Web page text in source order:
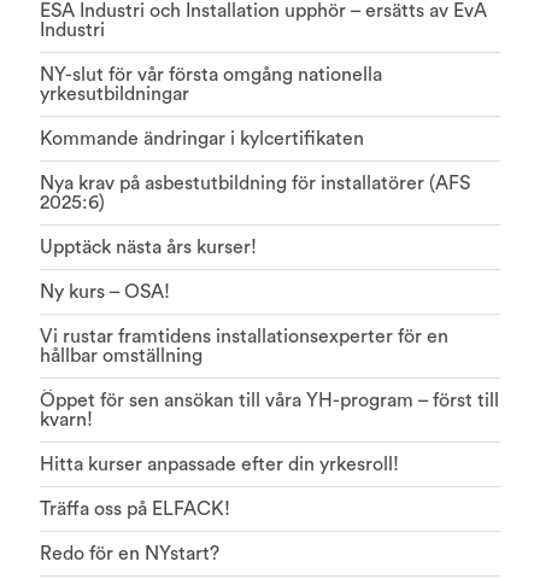
ESA Industri och Installation upphör – ersätts av EvA
Industri
NY-slut för vår första omgång nationella
yrkesutbildningar
Kommande ändringar i kylcertifikaten
Nya krav på asbestutbildning för installatörer (AFS
2025:6)
Upptäck nästa års kurser!
Ny kurs – OSA!
Vi rustar framtidens installationsexperter för en
hållbar omställning
Öppet för sen ansökan till våra YH-program – först till
kvarn!
Hitta kurser anpassade efter din yrkesroll!
Träffa oss på ELFACK!
Redo för en NYstart?